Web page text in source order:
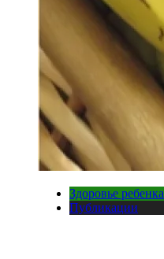
Здоровье ребенка
Публикации